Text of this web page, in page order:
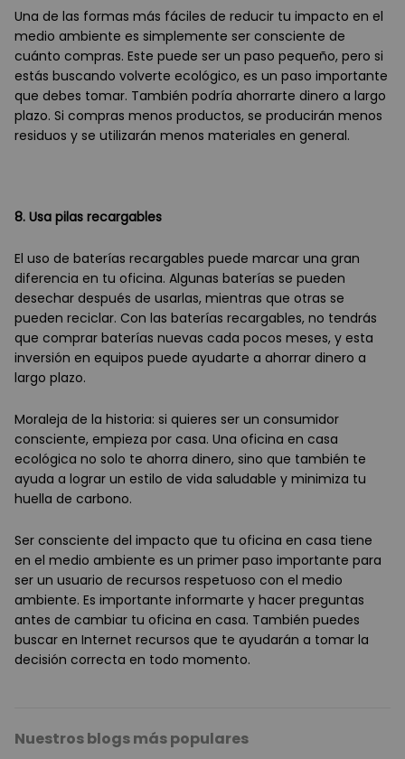
Una de las formas más fáciles de reducir tu impacto en el
medio ambiente es simplemente ser consciente de
cuánto compras. Este puede ser un paso pequeño, pero si
estás buscando volverte ecológico, es un paso importante
que debes tomar. También podría ahorrarte dinero a largo
plazo. Si compras menos productos, se producirán menos
residuos y se utilizarán menos materiales en general.
8. Usa pilas recargables
El uso de baterías recargables puede marcar una gran
diferencia en tu oficina. Algunas baterías se pueden
desechar después de usarlas, mientras que otras se
pueden reciclar. Con las baterías recargables, no tendrás
que comprar baterías nuevas cada pocos meses, y esta
inversión en equipos puede ayudarte a ahorrar dinero a
largo plazo.
Moraleja de la historia: si quieres ser un consumidor
consciente, empieza por casa. Una oficina en casa
ecológica no solo te ahorra dinero, sino que también te
ayuda a lograr un estilo de vida saludable y minimiza tu
huella de carbono.
Ser consciente del impacto que tu oficina en casa tiene
en el medio ambiente es un primer paso importante para
ser un usuario de recursos respetuoso con el medio
ambiente. Es importante informarte y hacer preguntas
antes de cambiar tu oficina en casa. También puedes
buscar en Internet recursos que te ayudarán a tomar la
decisión correcta en todo momento.
Nuestros blogs más populares